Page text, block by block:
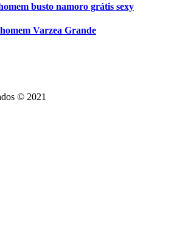
busto namoro grátis sexy
Varzea Grande
© 2021